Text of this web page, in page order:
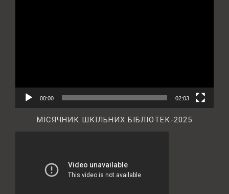
00:00 02:03
МІСЯЧНИК ШКІЛЬНИХ БІБЛІОТЕК-2025